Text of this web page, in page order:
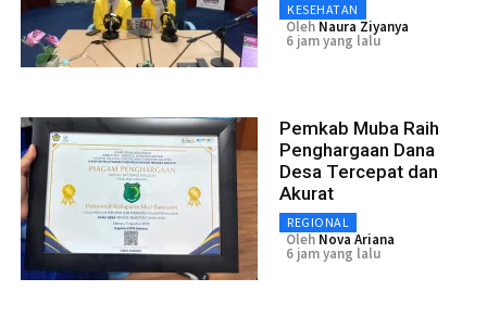
KESEHATAN
Oleh Naura Ziyanya
6 jam yang lalu
Pemkab Muba Raih
Penghargaan Dana
Desa Tercepat dan
Akurat
REGIONAL
Oleh Nova Ariana
6 jam yang lalu